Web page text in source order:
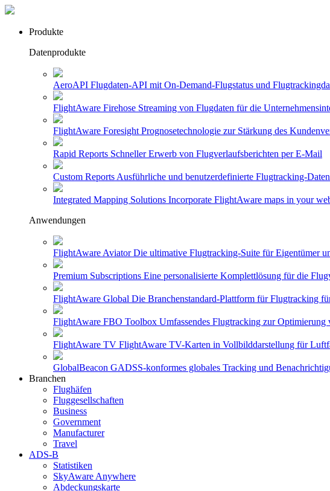
Produkte
Datenprodukte
AeroAPI Flugdaten-API mit On-Demand-Flugstatus und
FlightAware Firehose Streaming von Flugdaten für die
FlightAware Foresight Prognosetechnologie zur Stärkung des
Rapid Reports Schneller Erwerb von Flugverlaufsberichten per E-Mail
Custom Reports Ausführliche und benutzerdefinierte Flugtracking-
Integrated Mapping Solutions Incorporate FlightAware maps in your
Anwendungen
FlightAware Aviator Die ultimative Flugtracking-Suite für Eigentümer
Premium Subscriptions Eine personalisierte Komplettlösung für die
FlightAware Global Die Branchenstandard-Plattform für Flugtracking
FlightAware FBO Toolbox Umfassendes Flugtracking zur
FlightAware TV FlightAware TV-Karten in Vollbilddarstellung für
GlobalBeacon GADSS-konformes globales Tracking und
Branchen
Flughäfen
Fluggesellschaften
Business
Government
Manufacturer
Travel
ADS-B
Statistiken
SkyAware Anywhere
Abdeckungskarte